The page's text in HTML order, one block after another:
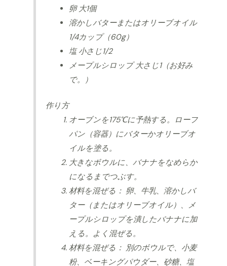
卵 大1個
溶かしバターまたはオリーブオイル
1/4カップ（60g）
塩 小さじ1/2
メープルシロップ 大さじ1（お好み
で。）
作り方
オーブンを175℃に予熱する。ローフ
パン（容器）にバターかオリーブオ
イルを塗る。
大きなボウルに、バナナをなめらか
になるまでつぶす。
材料を混ぜる： 卵、牛乳、溶かしバ
ター（またはオリーブオイル）、メ
ープルシロップを潰したバナナに加
える。よく混ぜる。
材料を混ぜる： 別のボウルで、小麦
粉、ベーキングパウダー、砂糖、塩